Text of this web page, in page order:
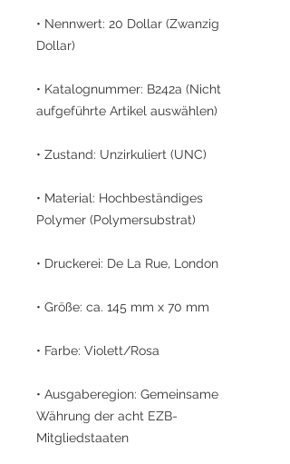
• Nennwert: 20 Dollar (Zwanzig
Dollar)
• Katalognummer: B242a (Nicht
aufgeführte Artikel auswählen)
• Zustand: Unzirkuliert (UNC)
• Material: Hochbeständiges
Polymer (Polymersubstrat)
• Druckerei: De La Rue, London
• Größe: ca. 145 mm x 70 mm
• Farbe: Violett/Rosa
• Ausgaberegion: Gemeinsame
Währung der acht EZB-
Mitgliedstaaten